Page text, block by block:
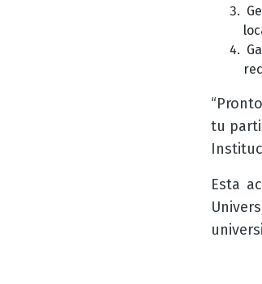
tu
Esta